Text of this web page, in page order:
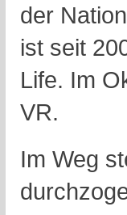
der
ist seit
Life. Im
VR.
Im Weg